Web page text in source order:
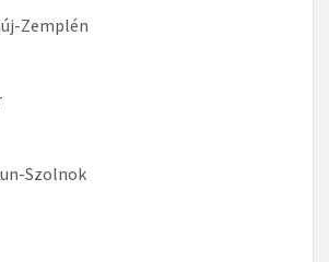
Zemplén
Szolnok